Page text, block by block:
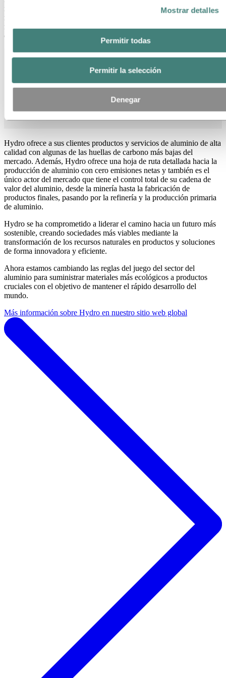
Mostrar detalles
Permitir todas
Permitir la selección
Denegar
negocios, Hydro está presente en una amplia gama de segmentos del
mercado del aluminio, energía, reciclaje de metales, energías
renovables y baterías, aportando infinidad de conocimientos y
competencias.
empleados
40
países años
Hydro ofrece a sus clientes productos y servicios de aluminio de alta
calidad con algunas de las huellas de carbono más bajas del
mercado. Además, Hydro ofrece una hoja de ruta detallada hacia la
producción de aluminio con cero emisiones netas y también es el
único actor del mercado que tiene el control total de su cadena de
valor del aluminio, desde la minería hasta la fabricación de
productos finales, pasando por la refinería y la producción primaria
de aluminio.
Hydro se ha comprometido a liderar el camino hacia un futuro más
sostenible, creando sociedades más viables mediante la
transformación de los recursos naturales en productos y soluciones
de forma innovadora y eficiente.
Ahora estamos cambiando las reglas del juego del sector del
aluminio para suministrar materiales más ecológicos a productos
cruciales con el objetivo de mantener el rápido desarrollo del
mundo.
Más información sobre Hydro en nuestro sitio web global